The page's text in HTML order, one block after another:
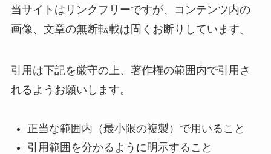
当サイトはリンクフリーですが、コンテンツ内の
画像、文章の無断転載は固くお断りしています。
引用は下記を厳守の上、著作権の範囲内で引用さ
れるようお願いします。
正当な範囲内（最小限の複製）で用いること
引用範囲を分かるように明示すること